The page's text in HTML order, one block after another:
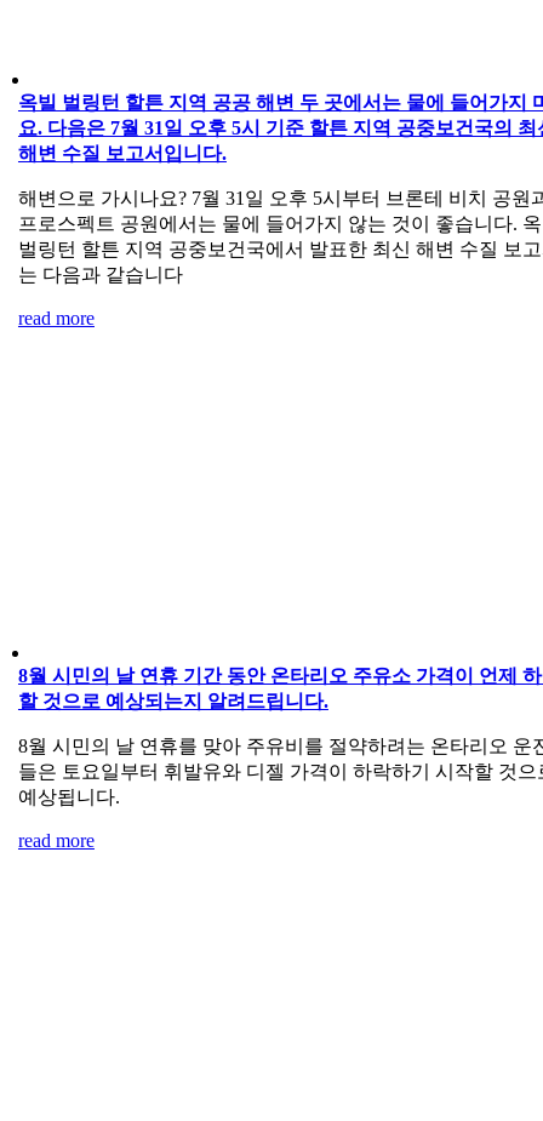
옥빌 벌링턴 할튼 지역 공공 해변 두 곳에서는 물에 들어가지
요. 다음은 7월 31일 오후 5시 기준 할튼 지역 공중보건국의 최
해변 수질 보고서입니다.
해변으로 가시나요? 7월 31일 오후 5시부터 브론테 비치 공원
프로스펙트 공원에서는 물에 들어가지 않는 것이 좋습니다.
벌링턴 할튼 지역 공중보건국에서 발표한 최신 해변 수질 보
는 다음과 같습니다
read more
8월 시민의 날 연휴 기간 동안 온타리오 주유소 가격이 언제
할 것으로 예상되는지 알려드립니다.
8월 시민의 날 연휴를 맞아 주유비를 절약하려는 온타리오 운
들은 토요일부터 휘발유와 디젤 가격이 하락하기 시작할 것으
예상됩니다.
read more